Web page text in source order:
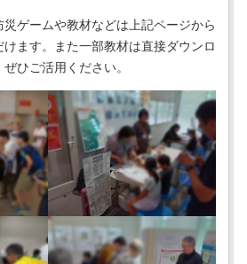
ゲームや教材などは上記ページから
けます。また一部教材は直接ダウンロ
ひご活用ください。